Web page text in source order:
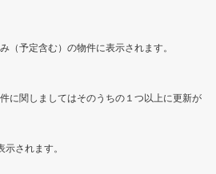
（予定含む）の物件に表示されます。
に関しましてはそのうちの１つ以上に更新が
されます。